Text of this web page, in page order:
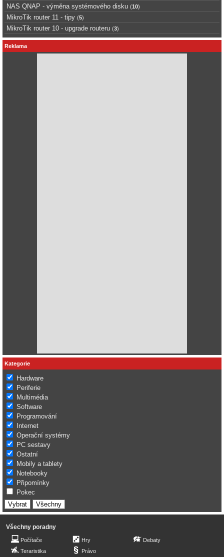
NAS QNAP - výměna systémového disku (10)
MikroTik router 11 - tipy (5)
MikroTik router 10 - upgrade routeru (3)
Reklama
Kategorie
Hardware
Periferie
Multimédia
Software
Programování
Internet
Operační systémy
PC sestavy
Ostatní
Mobily a tablety
Notebooky
Připomínky
Pokec
Všechny poradny
Počítače
Teraristika
Hry
Právo
Debaty